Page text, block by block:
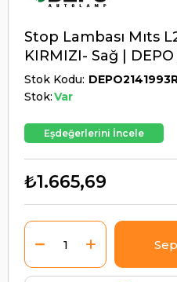
Stop Lambası Mıts
KIRMIZI- Sağ | DEPO
Stok Kodu
Stok:Var
Eşdeğerlerini İncele
₺1.665,69